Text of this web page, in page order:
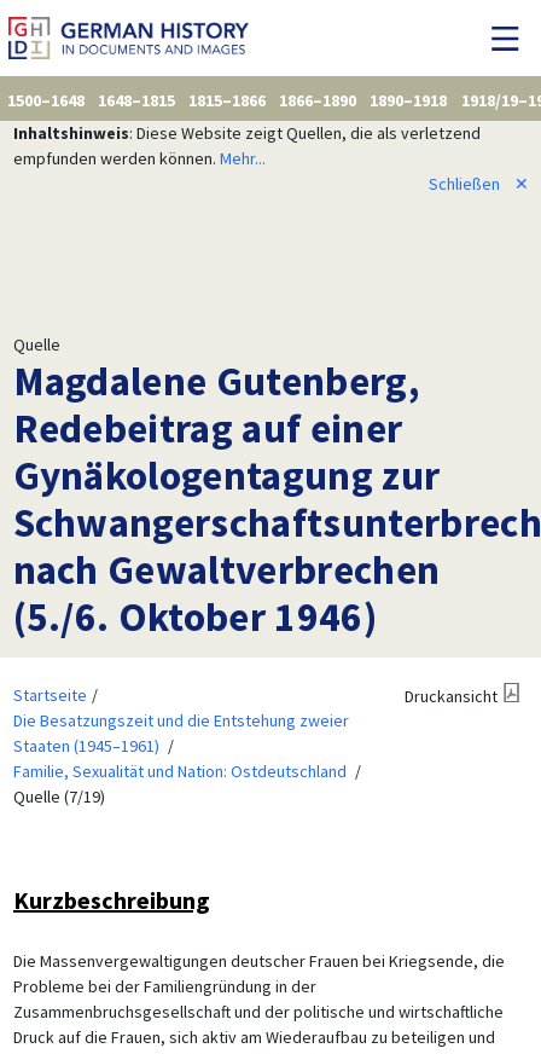
1500–1648 1648–1815 1815–1866 1866–1890 1890–1918
1918/
Inhaltshinweis: Diese Website zeigt Quellen, die als verletzend
empfunden werden können. Mehr...
Schließen
✕
Quelle
Magdalene Gutenberg,
Redebeitrag auf einer
Gynäkologentagung zur
nach Gewaltverbrechen
(5./6. Oktober 1946)
Startseite
Die Besatzungszeit und die Entstehung zweier
Staaten (1945–1961)
Familie, Sexualität und Nation: Ostdeutschland
Quelle (7/19)
Druckansicht
Kurzbeschreibung
Die Massenvergewaltigungen deutscher Frauen bei Kriegsende, die
Probleme bei der Familiengründung in der
Zusammenbruchsgesellschaft und der politische und wirtschaftliche
Druck auf die Frauen, sich aktiv am Wiederaufbau zu beteiligen und